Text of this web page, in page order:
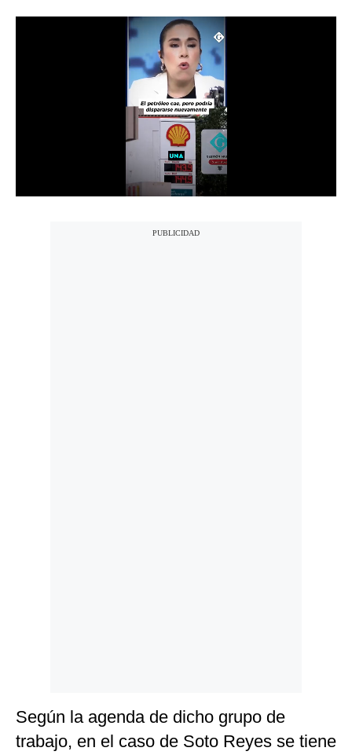
Club del Suscriptor
Según la agenda de dicho grupo de
trabajo, en el caso de Soto Reyes se tiene